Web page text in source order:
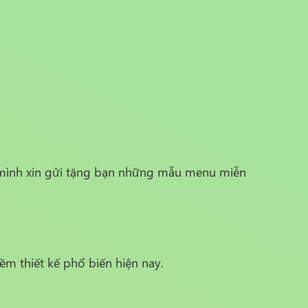
xin gửi tặng bạn những mẫu menu miễn
thiết kế phổ biến hiện nay.